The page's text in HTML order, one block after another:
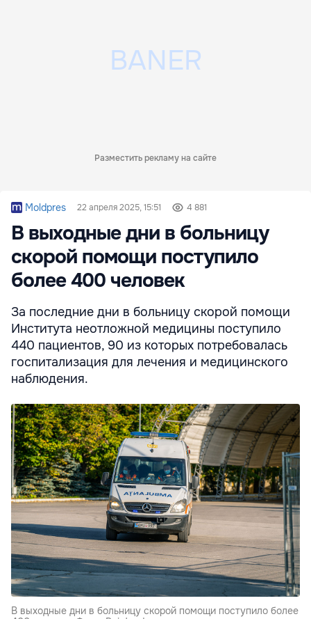
Разместить рекламу на сайте
Moldpres 22 апреля 2025, 15:51 4 881
В выходные дни в больницу
скорой помощи поступило
более 400 человек
За последние дни в больницу скорой помощи
Института неотложной медицины поступило
440 пациентов, 90 из которых потребовалась
госпитализация для лечения и медицинского
наблюдения.
В выходные дни в больницу скорой помощи поступило более